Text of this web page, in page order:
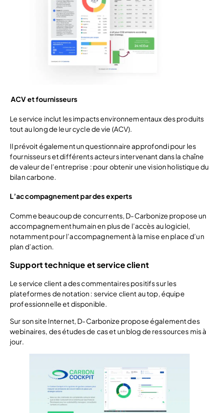
ACV et fournisseurs
Le service inclut les impacts environnementaux des produits
tout au long de leur cycle de vie (ACV).
Il prévoit également un questionnaire approfondi pour les
fournisseurs et différents acteurs intervenant dans la chaîne
de valeur de l’entreprise : pour obtenir une vision holistique du
bilan carbone.
L’accompagnement par des experts
Comme beaucoup de concurrents, D-Carbonize propose un
accompagnement humain en plus de l’accès au logiciel,
notamment pour l’accompagnement à la mise en place d’un
plan d’action.
Support technique et service client
Le service client a des commentaires positifs sur les
plateformes de notation : service client au top, équipe
professionnelle et disponible.
Sur son site Internet, D-Carbonize propose également des
webinaires, des études de cas et un blog de ressources mis à
jour.